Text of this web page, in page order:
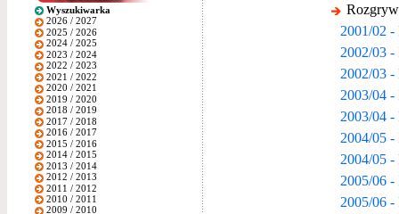
Wyszukiwarka
2026 / 2027
2025 / 2026
2024 / 2025
2023 / 2024
2022 / 2023
2021 / 2022
2020 / 2021
2019 / 2020
2018 / 2019
2017 / 2018
2016 / 2017
2015 / 2016
2014 / 2015
2013 / 2014
2012 / 2013
2011 / 2012
2010 / 2011
2009 / 2010
2001/02
2002/03 -
2002/03
2003/04 -
2003/04
2004/05 -
2004/05
2005/06 -
2005/06